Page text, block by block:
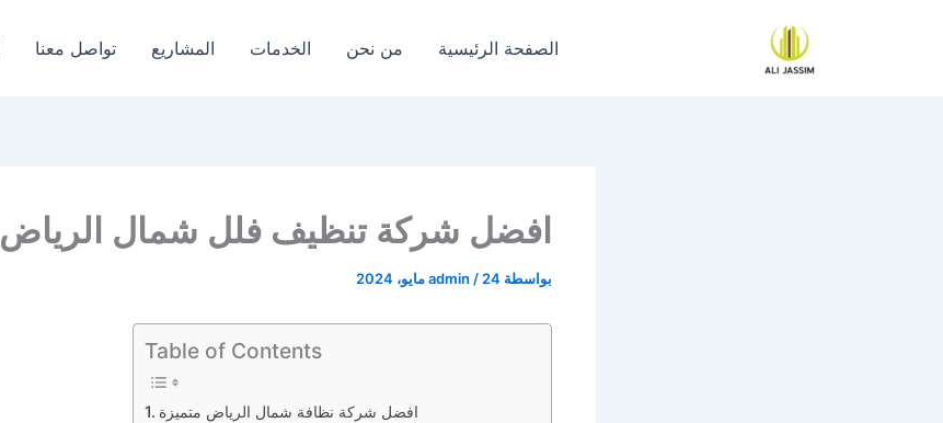
الصفحة الرئيسية من نحن الخدمات المشاريع تواصل معنا
افضل شركة تنظيف فلل شمال الرياض
بواسطة admin / 24 مايو، 2024
Table of Contents
افضل شركة نظافة شمال الرياض متميزة